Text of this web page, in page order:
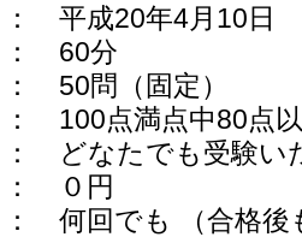
平成20年4月10日
60分
50問（固定）
100点満点中80点
どなたでも受験い
０円
何回でも （合格後